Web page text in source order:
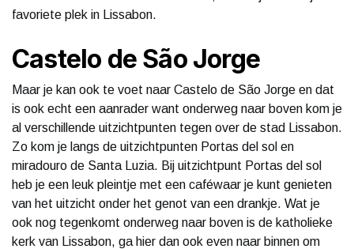
favoriete plek in Lissabon.
Castelo de São Jorge
Maar je kan ook te voet naar Castelo de São Jorge en dat
is ook echt een aanrader want onderweg naar boven kom je
al verschillende uitzichtpunten tegen over de stad Lissabon.
Zo kom je langs de uitzichtpunten Portas del sol en
miradouro de Santa Luzia. Bij uitzichtpunt Portas del sol
heb je een leuk pleintje met een caféwaar je kunt genieten
van het uitzicht onder het genot van een drankje. Wat je
ook nog tegenkomt onderweg naar boven is de katholieke
kerk van Lissabon, ga hier dan ook even naar binnen om